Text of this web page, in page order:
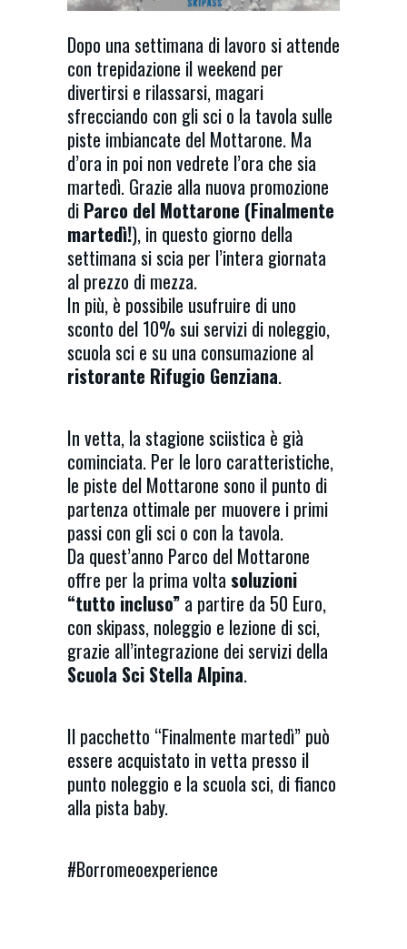
Dopo una settimana di lavoro si attende
con trepidazione il weekend per
divertirsi e rilassarsi, magari
sfrecciando con gli sci o la tavola sulle
piste imbiancate del Mottarone. Ma
d’ora in poi non vedrete l’ora che sia
martedì. Grazie alla nuova promozione
di Parco del Mottarone (Finalmente
martedì!), in questo giorno della
settimana si scia per l’intera giornata
al prezzo di mezza.
In più, è possibile usufruire di uno
sconto del 10% sui servizi di noleggio,
scuola sci e su una consumazione al
ristorante Rifugio Genziana.
In vetta, la stagione sciistica è già
cominciata. Per le loro caratteristiche,
le piste del Mottarone sono il punto di
partenza ottimale per muovere i primi
passi con gli sci o con la tavola.
Da quest’anno Parco del Mottarone
offre per la prima volta soluzioni
“tutto incluso” a partire da 50 Euro,
con skipass, noleggio e lezione di sci,
grazie all’integrazione dei servizi della
Scuola Sci Stella Alpina.
Il pacchetto “Finalmente martedì” può
essere acquistato in vetta presso il
punto noleggio e la scuola sci, di fianco
alla pista baby.
#Borromeoexperience